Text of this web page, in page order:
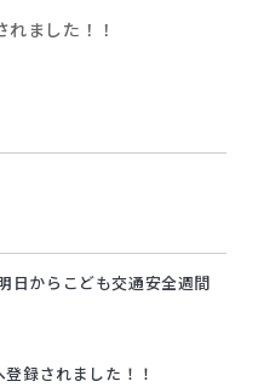
ました！！
からこども交通安全週間
録されました！！